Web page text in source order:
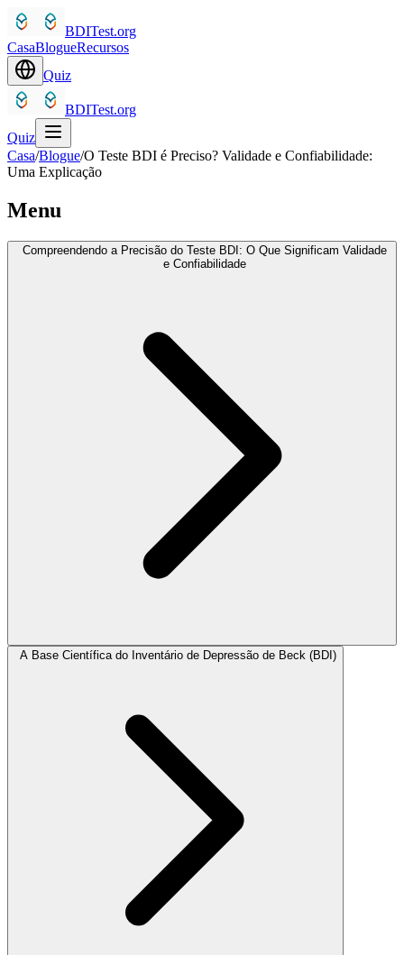
BDITest.org
CasaBlogueRecursos
Quiz
BDITest.org
Quiz
Casa/Blogue/O Teste BDI é Preciso? Validade e Confiabilidade:
Uma Explicação
Menu
Compreendendo a Precisão do Teste BDI: O Que Significam Validade
e Confiabilidade
A Base Científica do Inventário de Depressão de Beck (BDI)